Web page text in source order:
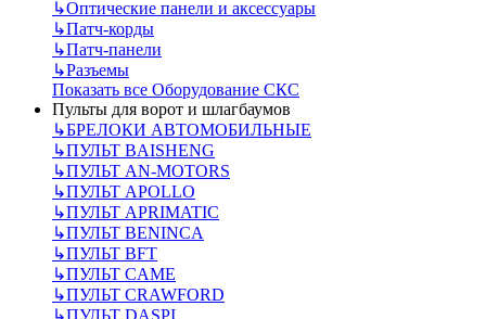
↳Оптические панели и аксессуары
↳Патч-корды
↳Патч-панели
↳Разъемы
Показать все Оборудование СКС
Пульты для ворот и шлагбаумов
↳БРЕЛОКИ АВТОМОБИЛЬНЫЕ
↳ПУЛЬТ BAISHENG
↳ПУЛЬТ AN-MOTORS
↳ПУЛЬТ APOLLO
↳ПУЛЬТ APRIMATIC
↳ПУЛЬТ BENINCA
↳ПУЛЬТ BFT
↳ПУЛЬТ CAME
↳ПУЛЬТ CRAWFORD
↳ПУЛЬТ DASPI